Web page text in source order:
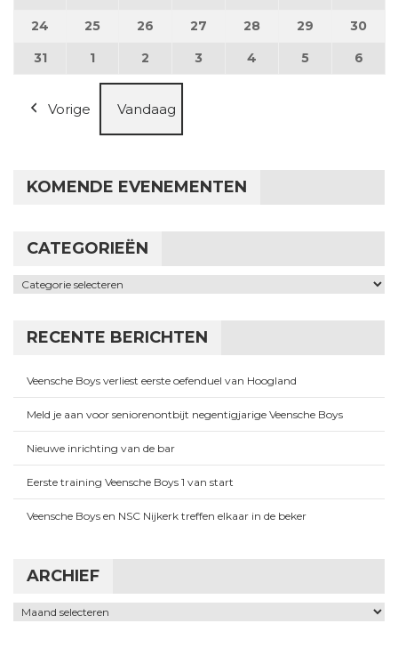
24 24 augustus 2026
25 25 augustus 2026
26 26 augustus 2026
27 27 augustus 2026
28 28 augustus 2026
29 29 30
3131 augustus 2026
1 1 september 2026
2 2 september 2026
3 3 september 2026
4 4 september 2026
5 5 6
Vorige Vandaag
KOMENDE EVENEMENTEN
CATEGORIEËN
Categorieën
RECENTE BERICHTEN
Veensche Boys verliest eerste oefenduel van Hoogland
Meld je aan voor seniorenontbijt negentigjarige Veensche Boys
Nieuwe inrichting van de bar
Eerste training Veensche Boys 1 van start
Veensche Boys en NSC Nijkerk treffen elkaar in de beker
ARCHIEF
Archief